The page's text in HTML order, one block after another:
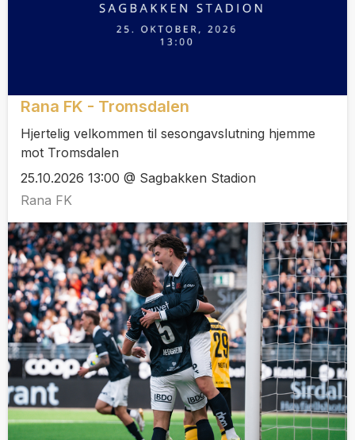
Rana FK - Tromsdalen
Hjertelig velkommen til sesongavslutning hjemme
mot Tromsdalen
25.10.2026 13:00 @ Sagbakken Stadion
Rana FK